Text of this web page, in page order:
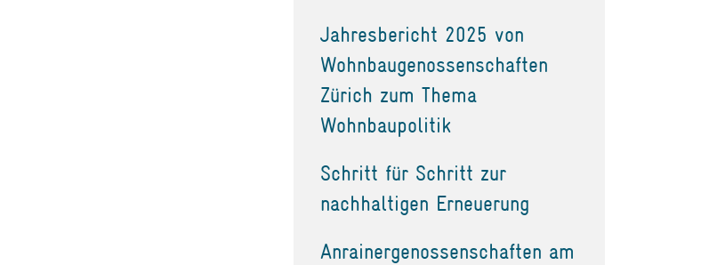
Jahresbericht 2025 von
Wohnbaugenossenschaften
Zürich zum Thema
Wohnbaupolitik
Schritt für Schritt zur
nachhaltigen Erneuerung
Anrainergenossenschaften am